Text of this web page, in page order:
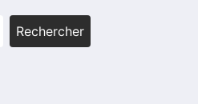
Rechercher